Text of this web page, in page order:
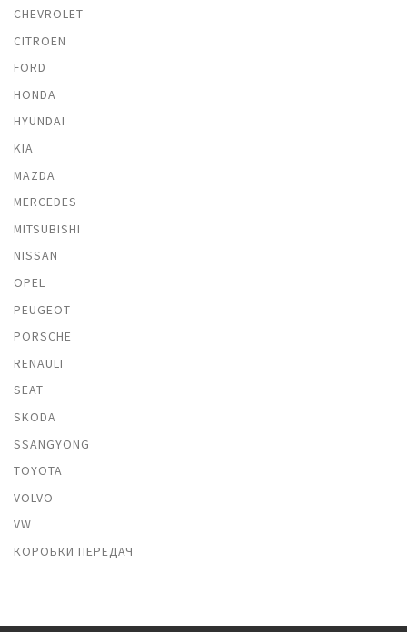
CHEVROLET
CITROEN
FORD
HONDA
HYUNDAI
KIA
MAZDA
MERCEDES
MITSUBISHI
NISSAN
OPEL
PEUGEOT
PORSCHE
RENAULT
SEAT
SKODA
SSANGYONG
TOYOTA
VOLVO
VW
КОРОБКИ ПЕРЕДАЧ